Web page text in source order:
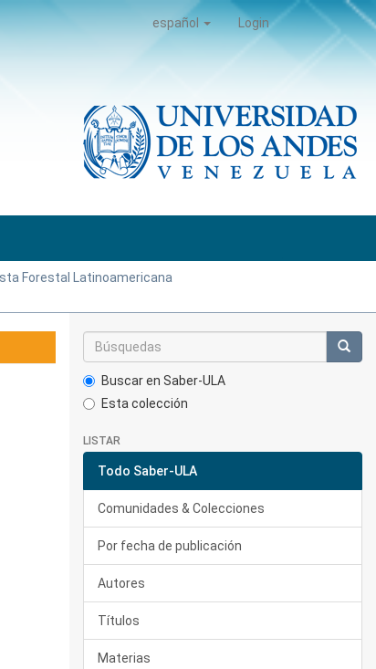
español Login
Forestal Latinoamericana
Buscar en Saber-ULA
Esta colección
LISTAR
Todo Saber-ULA
Comunidades & Colecciones
Por fecha de publicación
Autores
Títulos
Materias